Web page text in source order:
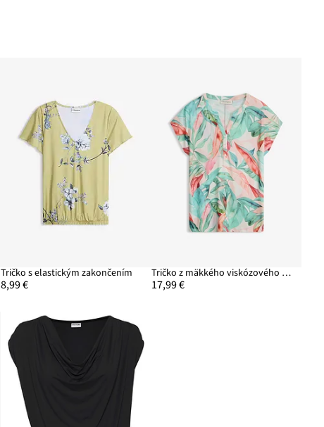
Tričko s elastickým zakončením
8,99 €
Tričko z mäkkého viskózového mixu
17,99 €